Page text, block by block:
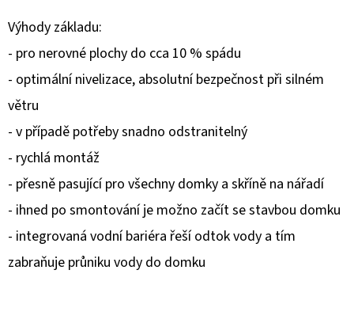
Výhody základu:
- pro nerovné plochy do cca 10 % spádu
- optimální nivelizace, absolutní bezpečnost při silném
větru
- v případě potřeby snadno odstranitelný
- rychlá montáž
- přesně pasující pro všechny domky a skříně na nářadí
- ihned po smontování je možno začít se stavbou domku
- integrovaná vodní bariéra řeší odtok vody a tím
zabraňuje průniku vody do domku
D
O
P
O
R
U
Č
U
J
E
M
E